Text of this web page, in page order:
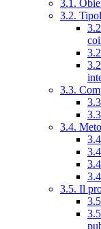
3.1.
3.2.
3.3.
3.4.
3.5. Il